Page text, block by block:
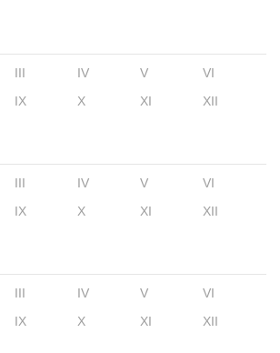
III IV V
VI
IX X XI XII
III IV V
VI
IX X XI XII
III IV V
VI
IX X XI XII